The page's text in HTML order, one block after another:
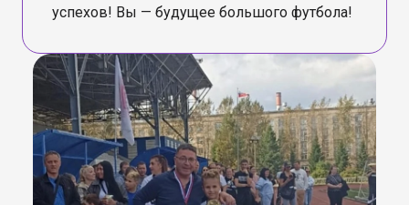
успехов! Вы — будущее большого футбола!